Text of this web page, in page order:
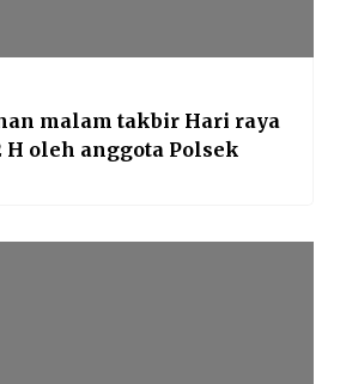
malam takbir Hari raya
H oleh anggota Polsek